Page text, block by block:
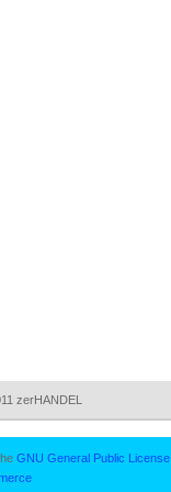
zerHANDEL
GNU General Public License